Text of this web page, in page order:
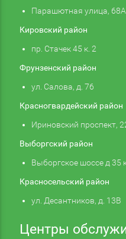
Парашютная улица, 68А
Кировский район
пр. Стачек 45 к. 2
Фрунзенский район
ул. Салова, д. 76
Красногвардейский район
Ириновский проспект,
Выборгский район
Выборгское шоссе д 35
Красносельский район
ул. Десантников, д. 13В
Центры